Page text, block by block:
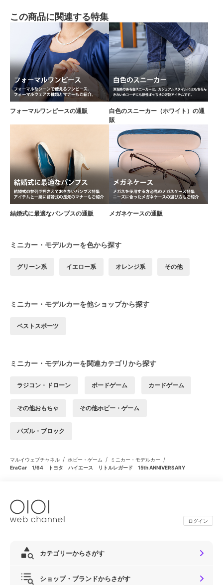
この商品に関連する特集
フォーマルワンピースの通販
白色のスニーカー（ホワイト）の通
販
結婚式に最適なパンプスの通販 メガネケースの通販
ミニカー・モデルカーを色から探す
グリーン系 イエロー系 オレンジ系 その他
ミニカー・モデルカーを他ショップから探す
ベストスポーツ
ミニカー・モデルカーを関連カテゴリから探す
ラジコン・ドローン ボードゲーム カードゲーム
その他おもちゃ その他ホビー・ゲーム
パズル・ブロック
マルイウェブチャネル / ホビー・ゲーム / ミニカー・モデルカー /
EraCar 1/64 トヨタ ハイエース リトルレガード 15th ANNIVERSARY
ログイン
カテゴリーからさがす
ショップ・ブランドからさがす